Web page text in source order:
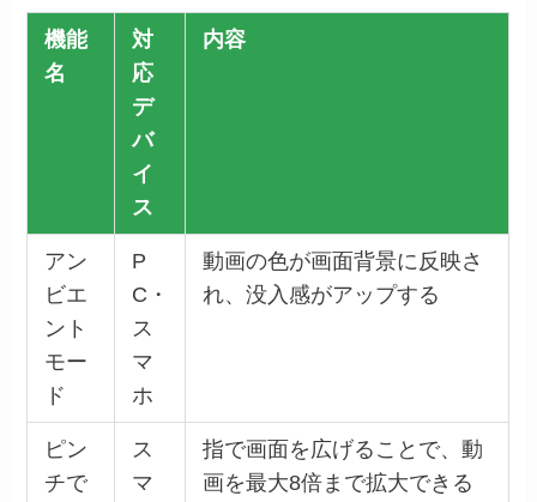
機能
名
対
応
デ
バ
イ
ス
内容
アン
ビエ
ント
モー
ド
P
C・
ス
マ
ホ
動画の色が画面背景に反映さ
れ、没入感がアップする
ピン
チで
ス
マ
指で画面を広げることで、動
画を最大8倍まで拡大できる